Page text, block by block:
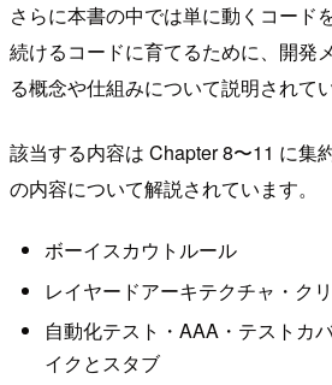
さらに本書の中では単に動くコード
続けるコードに育てるために、開発
る概念や仕組みについて説明されてい
該当する内容は Chapter 8〜11 に集
の内容について解説されています。
ボーイスカウトルール
レイヤードアーキテクチャ・ク
自動化テスト・AAA・テストカ
イクとスタブ